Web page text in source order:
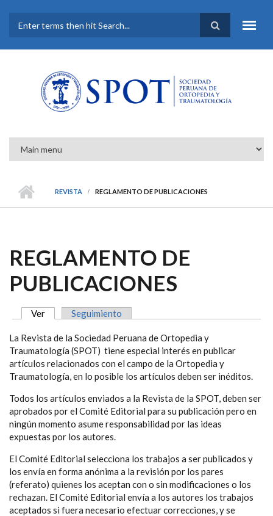
FORMULARIO DE
BÚSQUEDA
REVISTA REGLAMENTO DE PUBLICACIONES
REGLAMENTO DE
PUBLICACIONES
SOLAPAS PRINCIPALES
Ver (solapa activa)
Seguimiento
La Revista de la Sociedad Peruana de Ortopedia y
Traumatología (SPOT) tiene especial interés en publicar
artículos relacionados con el campo de la Ortopedia y
Traumatología, en lo posible los artículos deben ser inéditos.
Todos los artículos enviados a la Revista de la SPOT, deben ser
aprobados por el Comité Editorial para su publicación pero en
ningún momento asume responsabilidad por las ideas
expuestas por los autores.
El Comité Editorial selecciona los trabajos a ser publicados y
los envía en forma anónima a la revisión por los pares
(referato) quienes los aceptan con o sin modificaciones o los
rechazan. El Comité Editorial envía a los autores los trabajos
aceptados si fuera necesario efectuar correcciones, y se